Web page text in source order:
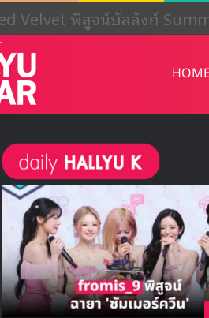
LIGHTSUM เตรียมเดบิวต์ให
HOME